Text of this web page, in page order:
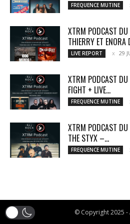
FREQUENCE MUTINE
XTRM PODCAST
THIERRY ET ENORA
LIVE REPORT 29
XTRM PODCAST
FIGHT + LIVE...
FREQUENCE MUTINE
XTRM PODCAST
THE STYX –...
FREQUENCE MUTINE
© Copyright 2025 -